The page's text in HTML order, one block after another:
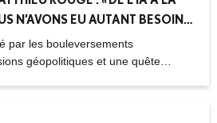
N’AVONS EU AUTANT BESOIN
» – 05.04.2026
par les bouleversements
géopolitiques et une quête